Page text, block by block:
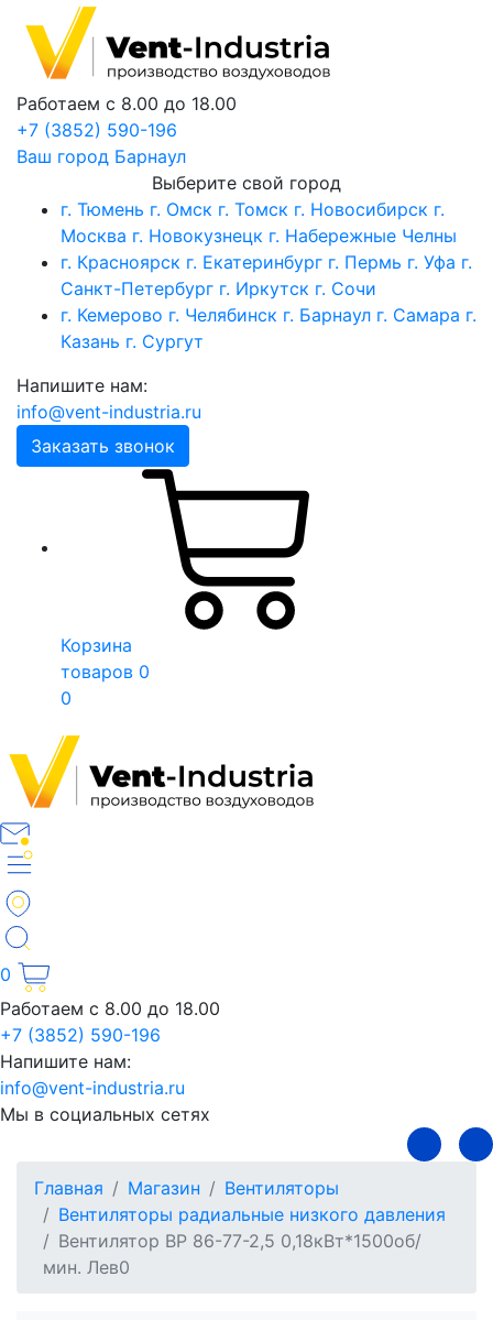
Работаем с 8.00 до 18.00
+7 (3852) 590-196
Ваш город Барнаул
Выберите свой город
г. Тюмень г. Омск г. Томск г. Новосибирск г.
Москва г. Новокузнецк г. Набережные Челны
г. Красноярск г. Екатеринбург г. Пермь г. Уфа г.
Санкт-Петербург г. Иркутск г. Сочи
г. Кемерово г. Челябинск г. Барнаул г. Самара г.
Казань г. Сургут
Напишите нам:
info@vent-industria.ru
Заказать звонок
Корзина
товаров 0
0
0
Работаем с 8.00 до 18.00
+7 (3852) 590-196
Напишите нам:
info@vent-industria.ru
Мы в социальных сетях
Главная Магазин
Вентиляторы
Вентиляторы радиальные низкого давления
Вентилятор ВР 86-77-2,5 0,18кВт*1500об/
мин. Лев0